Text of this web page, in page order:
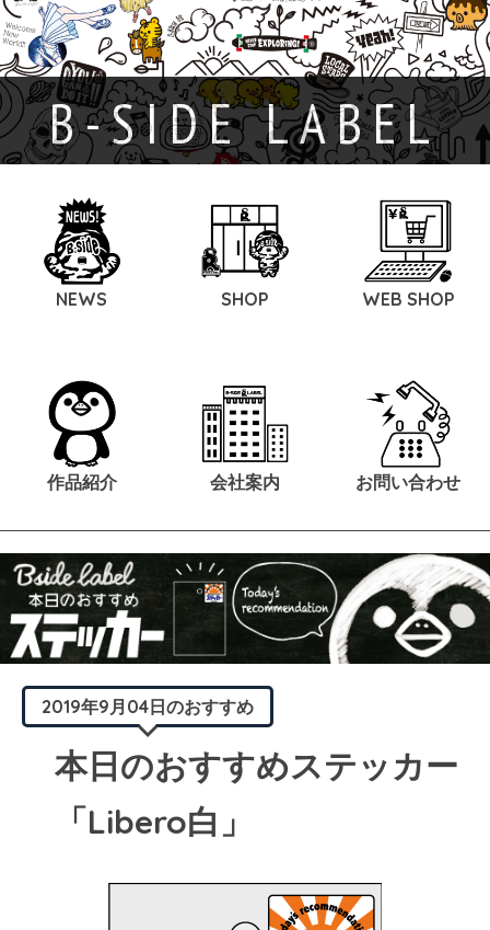
B-SIDE LABEL
NEWS SHOP WEB SHOP
作品紹介 会社案内 お問い合わせ
2019年9月04日のおすすめ
本日のおすすめステッカー
「Libero白」